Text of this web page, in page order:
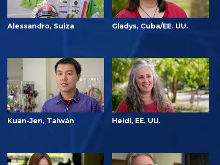
Alessandro, Suiza Gladys, Cuba/EE. UU.
Kuan-Jen, Taiwán Heidi, EE. UU.